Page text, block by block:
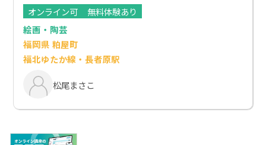
オンライン可
無料体験あり
絵画・陶芸
福岡県 粕屋町
福北ゆたか線・長者原駅
松尾まさこ